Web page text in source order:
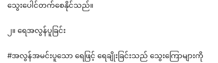
သွေးပေါင်တက်စေနိုင်သည်။
၂။ ရေအလွန်ပူခြင်း
#အလွန်အမင်းပူသော ရေဖြင့် ရေချိုးခြင်းသည် သွေးကြောများကို